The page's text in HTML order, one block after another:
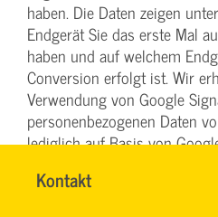
Kontakt
INGO
Name*
haben. Die Daten zeigen
Endgerät Sie das erste Mal
haben und auf welchem
Conversion erfolgt ist. Wir
Verwendung von Google
personenbezogenen Daten
lediglich auf Basis von
„personalisierte Anzeigen“